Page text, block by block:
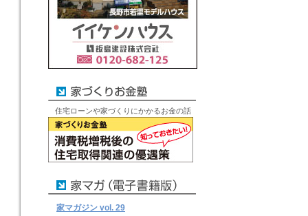
住宅ローンや家づくりにかかるお金の話
家マガジン vol. 29